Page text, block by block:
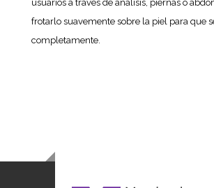
usuarios a través de análisis, piernas o
frotarlo suavemente sobre la piel para que
completamente.